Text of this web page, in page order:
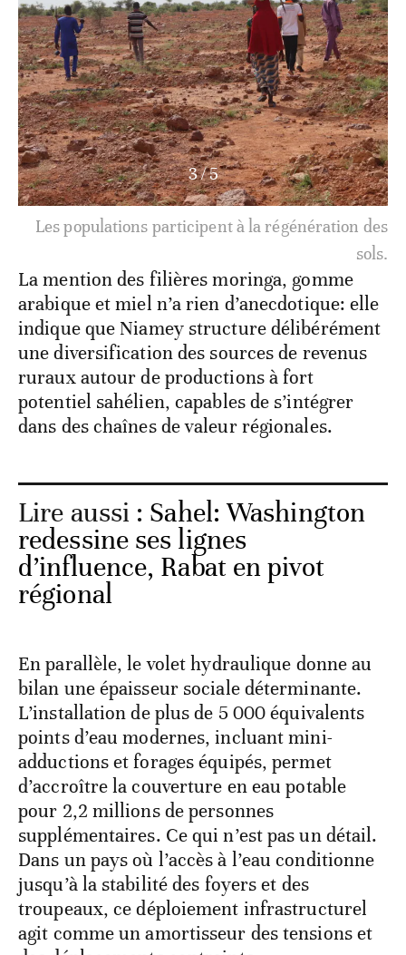
3/5
Les populations participent à la régénération des
sols.
La mention des filières moringa, gomme
arabique et miel n’a rien d’anecdotique: elle
indique que Niamey structure délibérément
une diversification des sources de revenus
ruraux autour de productions à fort
potentiel sahélien, capables de s’intégrer
dans des chaînes de valeur régionales.
Lire aussi : Sahel: Washington
redessine ses lignes
d’influence, Rabat en pivot
régional
En parallèle, le volet hydraulique donne au
bilan une épaisseur sociale déterminante.
L’installation de plus de 5 000 équivalents
points d’eau modernes, incluant mini-
adductions et forages équipés, permet
d’accroître la couverture en eau potable
pour 2,2 millions de personnes
supplémentaires. Ce qui n’est pas un détail.
Dans un pays où l’accès à l’eau conditionne
jusqu’à la stabilité des foyers et des
troupeaux, ce déploiement infrastructurel
agit comme un amortisseur des tensions et